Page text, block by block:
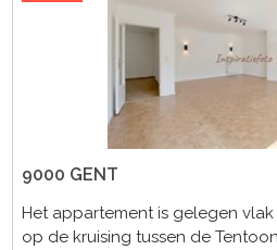
9000 GENT
Het appartement is gelegen
op de kruising tussen de